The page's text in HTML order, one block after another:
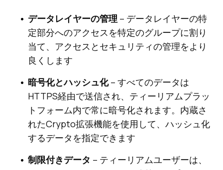
データレイヤーの管理 – データレイヤーの特
定部分へのアクセスを特定のグループに割り
当て、アクセスとセキュリティの管理をより
良くします
暗号化とハッシュ化– すべてのデータは
HTTPS経由で送信され、ティーリアムプラッ
トフォーム内で常に暗号化されます。内蔵さ
れたCrypto拡張機能を使用して、ハッシュ化
するデータを指定できます
制限付きデータ – ティーリアムユーザーは、